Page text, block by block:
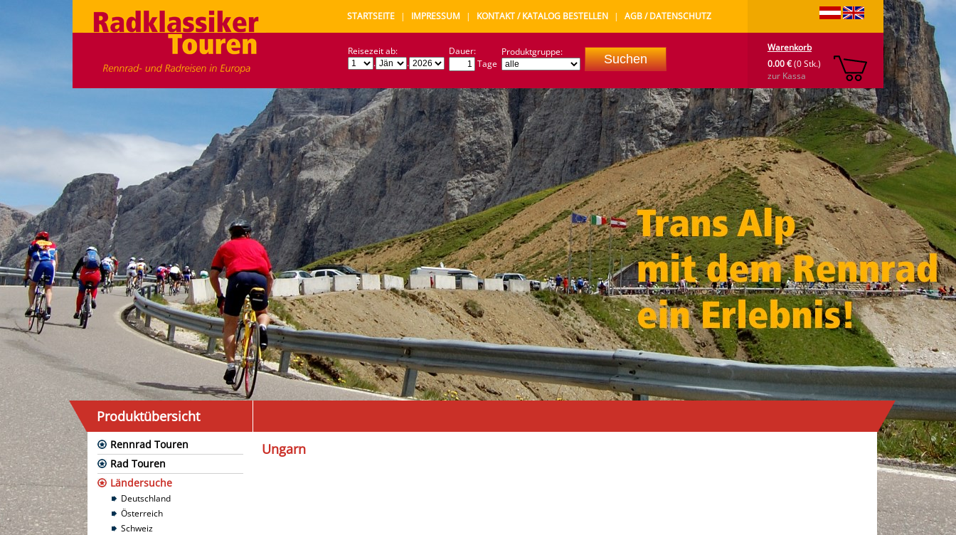
STARTSEITE | IMPRESSUM | KONTAKT / KATALOG BESTELLEN | AGB / DATENSCHUTZ
Reisezeit ab:
.
.
Dauer:
Tage
Produktgruppe:
Warenkorb
0.00 €(0 Stk.)
zur Kassa
Produktübersicht
Rennrad Touren
Rad Touren
Ländersuche
Deutschland
Österreich
Schweiz
Ungarn